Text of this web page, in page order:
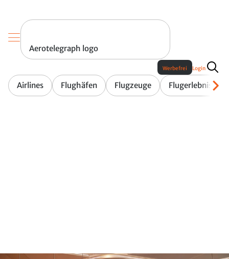
Aerotelegraph logo
Airlines Flughäfen Flugzeuge Flugerlebnis
Werbefrei Login